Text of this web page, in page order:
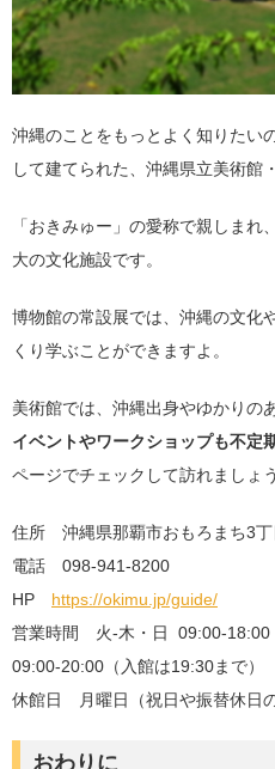
沖縄のことをもっとよく知りたい
して建てられた、沖縄県立美術館
「おきみゅー」の愛称で親しま
大の文化施設です。
博物館の常設展では、沖縄の文化
くり学ぶことができますよ。
美術館では、沖縄出身やゆかりの
イベントやワークショップも不定
ページでチェックして訪れましょう
住所 沖縄県那覇市おもろまち3丁
電話 098-941-8200
HP https://okimu.jp/guide/
営業時間 火-木・日 09:00-18:00
09:00-20:00（入館は19:30まで）
休館日 月曜日（祝日や振替休日
おわりに